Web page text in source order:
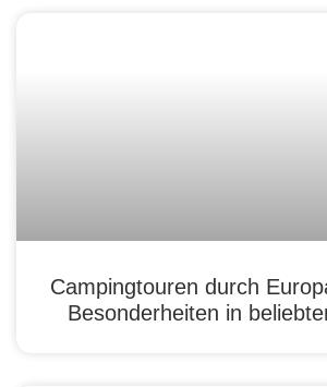
Campingtouren durch
Besonderheiten in